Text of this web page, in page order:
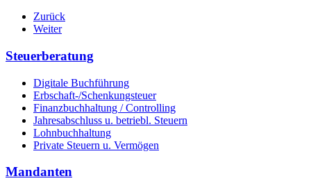
Zurück
Weiter
Steuerberatung
Digitale Buchführung
Erbschaft-/Schenkungsteuer
Finanzbuchhaltung / Controlling
Jahresabschluss u. betriebl. Steuern
Lohnbuchhaltung
Private Steuern u. Vermögen
Mandanten